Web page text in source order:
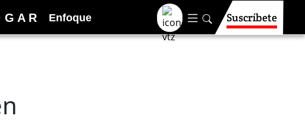
G A R Enfoque Suscríbete